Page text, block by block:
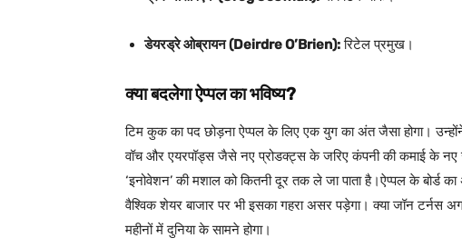
डेयरड्रे ओब्रायन (Deirdre O’Brien):रिटेल प्रमुख।
क्या बदलेगा ऐप्पल का भविष्य?
टिम कुक का पद छोड़ना ऐप्पल के लिए एक युग का अंत जैसा होगा।
वॉच और एयरपॉड्स जैसे नए प्रोडक्ट्स के जरिए कंपनी की कमाई के नए
‘इनोवेशन’ की मशाल को कितनी दूर तक ले जा पाता है।ऐप्पल के बोर्ड
वैश्विक शेयर बाजार पर भी इसका गहरा असर पड़ेगा। क्या जॉन
महीनों में दुनिया के सामने होगा।